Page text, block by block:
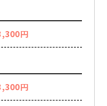
円
円